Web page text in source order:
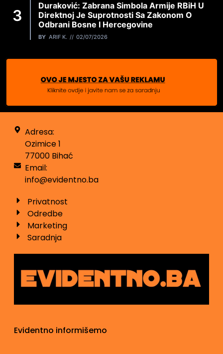
Duraković: Zabrana Simbola Armije RBiH U
Direktnoj Je Suprotnosti Sa Zakonom O
Odbrani Bosne I Hercegovine
BY ARIF K. 02/07/2026
Adresa:
Ozimice 1
77000 Bihać
Email:
info@evidentno.ba
Privatnost
Odredbe
Marketing
Saradnja
Evidentno informišemo